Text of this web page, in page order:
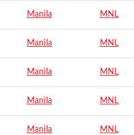
Manila MNL
Manila MNL
Manila MNL
Manila MNL
Manila MNL